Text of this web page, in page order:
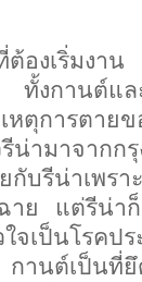
องเริ่มงาน
ทั้งกานต์แ
หตุการตายข
น่ามาจากก
บรีน่าเพรา
าย
แต่รีน่า
จเป็นโรคปร
กานต์เป็นที่ยึ